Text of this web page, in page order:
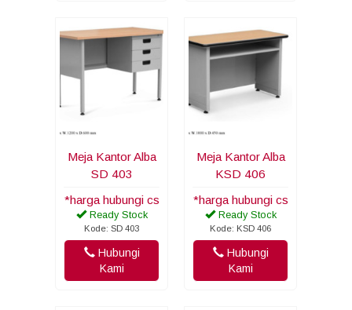
Meja Kantor Alba
SD 403
*harga hubungi cs
Ready Stock
Kode: SD 403
Hubungi
Kami
Meja Kantor Alba
KSD 406
*harga hubungi cs
Ready Stock
Kode: KSD 406
Hubungi
Kami